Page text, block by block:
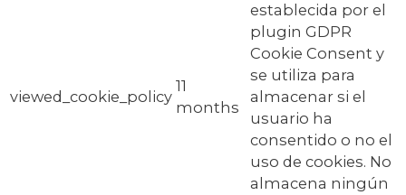
viewed_cookie_policy
11
months
establecida por el
plugin GDPR
Cookie Consent y
se utiliza para
almacenar si el
usuario ha
consentido o no el
uso de cookies. No
almacena ningún